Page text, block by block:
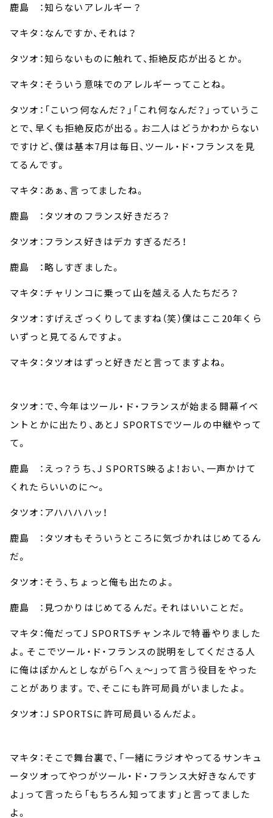
鹿島 ：知らないアレルギー？
マキタ：なんですか、それは？
タツオ：知らないものに触れて、拒絶反応が出るとか。
マキタ：そういう意味でのアレルギーってことね。
タツオ：「こいつ何なんだ？」「これ何なんだ？」っていうこ
とで、早くも拒絶反応が出る。お二人はどうかわからない
ですけど、僕は基本7月は毎日、ツール・ド・フランスを見
てるんです。
マキタ：あぁ、言ってましたね。
鹿島 ：タツオのフランス好きだろ？
タツオ：フランス好きはデカすぎるだろ！
鹿島 ：略しすぎました。
マキタ：チャリンコに乗って山を越える人たちだろ？
タツオ：すげえざっくりしてますね（笑）僕はここ20年くら
いずっと見てるんですよ。
マキタ：タツオはずっと好きだと言ってますよね。
タツオ：で、今年はツール・ド・フランスが始まる開幕イベ
ントとかに出たり、あとJ SPORTSでツールの中継やって
て。
鹿島 ：えっ？うち、J SPORTS映るよ！おい、一声かけて
くれたらいいのに～。
タツオ：アハハハハッ！
鹿島 ：タツオもそういうところに気づかれはじめてるん
だ。
タツオ：そう、ちょっと俺も出たのよ。
鹿島 ：見つかりはじめてるんだ。それはいいことだ。
マキタ：俺だってJ SPORTSチャンネルで特番やりました
よ。そこでツール・ド・フランスの説明をしてくださる人
に俺はぽかんとしながら「へぇ～」って言う役目をやった
ことがあります。で、そこにも許可局員がいましたよ。
タツオ：J SPORTSに許可局員いるんだよ。
マキタ：そこで舞台裏で、「一緒にラジオやってるサンキュ
ータツオってやつがツール・ド・フランス大好きなんです
よ」って言ったら「もちろん知ってます」と言ってました
よ。